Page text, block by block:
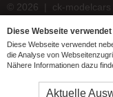
© 2026 | ck-modelcars
4.9
5.00of7438 ck-
Diese Webseite
Diese Webseite verwendet
die Analyse von
Nähere Informationen dazu
Aktuelle